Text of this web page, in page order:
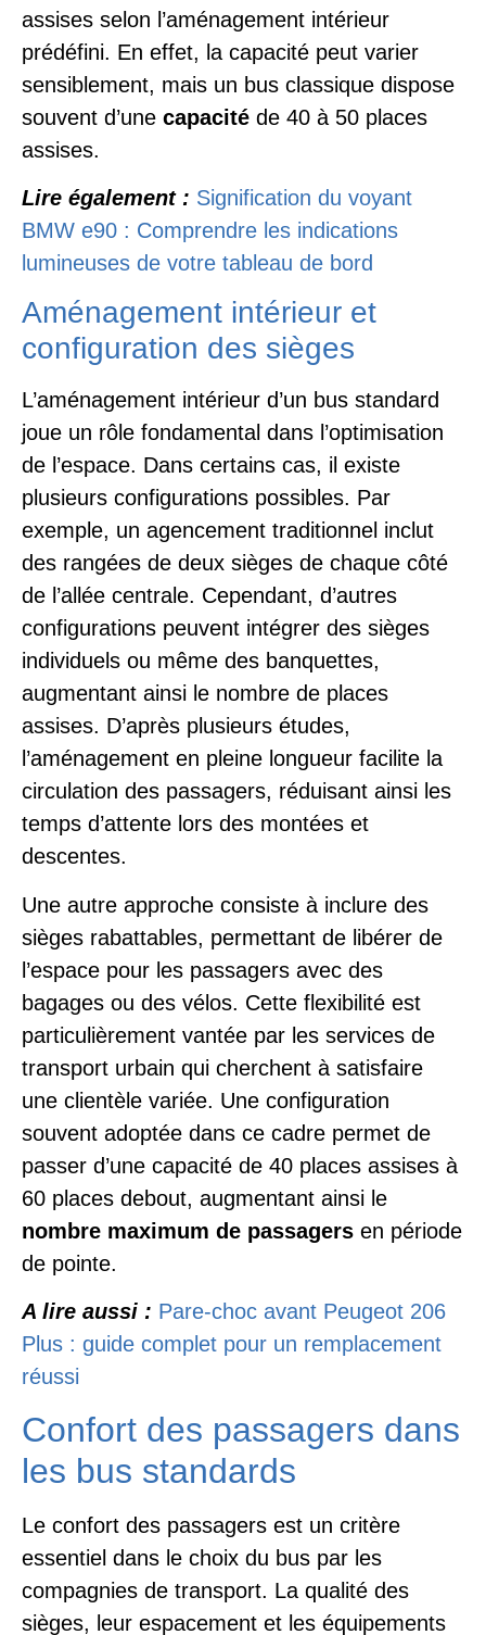
assises selon l’aménagement intérieur
prédéfini. En effet, la capacité peut varier
sensiblement, mais un bus classique dispose
souvent d’une capacité de 40 à 50 places
assises.
Lire également : Signification du voyant
BMW e90 : Comprendre les indications
lumineuses de votre tableau de bord
Aménagement intérieur et
configuration des sièges
L’aménagement intérieur d’un bus standard
joue un rôle fondamental dans l’optimisation
de l’espace. Dans certains cas, il existe
plusieurs configurations possibles. Par
exemple, un agencement traditionnel inclut
des rangées de deux sièges de chaque côté
de l’allée centrale. Cependant, d’autres
configurations peuvent intégrer des sièges
individuels ou même des banquettes,
augmentant ainsi le nombre de places
assises. D’après plusieurs études,
l’aménagement en pleine longueur facilite la
circulation des passagers, réduisant ainsi les
temps d’attente lors des montées et
descentes.
Une autre approche consiste à inclure des
sièges rabattables, permettant de libérer de
l’espace pour les passagers avec des
bagages ou des vélos. Cette flexibilité est
particulièrement vantée par les services de
transport urbain qui cherchent à satisfaire
une clientèle variée. Une configuration
souvent adoptée dans ce cadre permet de
passer d’une capacité de 40 places assises à
60 places debout, augmentant ainsi le
nombre maximum de passagers en période
de pointe.
A lire aussi : Pare-choc avant Peugeot 206
Plus : guide complet pour un remplacement
réussi
Confort des passagers dans
les bus standards
Le confort des passagers est un critère
essentiel dans le choix du bus par les
compagnies de transport. La qualité des
sièges, leur espacement et les équipements